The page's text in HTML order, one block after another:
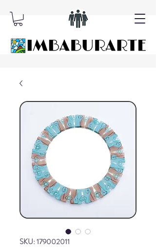
SKU: 179002011